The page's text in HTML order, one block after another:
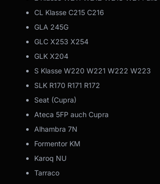
CL Klasse C215 C216
GLA 245G
GLC X253 X254
GLK X204
S Klasse W220 W221 W222 W223
SLK R170 R171 R172
Seat (Cupra)
Ateca 5FP auch Cupra
Alhambra 7N
Formentor KM
Karoq NU
Tarraco